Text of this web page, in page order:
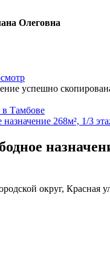
Олеговна
успешно
Тамбове
268м², 1/3
округ, Красная